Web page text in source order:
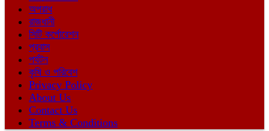
অপরাধ
রাজধানী
সিটি কর্পোরেশন
প্রবাস
পর্যটন
কৃষি ও পরিবেশ
Privacy Policy
About Us
Contact Us
Terms & Conditions